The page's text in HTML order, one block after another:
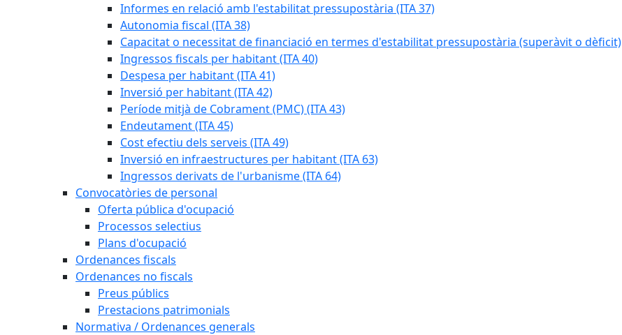
Informes en relació amb l'estabilitat pressupostària (ITA 37)
Autonomia fiscal (ITA 38)
Capacitat o necessitat de financiació en termes d'estabilitat pressupostària (superàvit o dèficit)
Ingressos fiscals per habitant (ITA 40)
Despesa per habitant (ITA 41)
Inversió per habitant (ITA 42)
Període mitjà de Cobrament (PMC) (ITA 43)
Endeutament (ITA 45)
Cost efectiu dels serveis (ITA 49)
Inversió en infraestructures per habitant (ITA 63)
Ingressos derivats de l'urbanisme (ITA 64)
Convocatòries de personal
Oferta pública d'ocupació
Processos selectius
Plans d'ocupació
Ordenances fiscals
Ordenances no fiscals
Preus públics
Prestacions patrimonials
Normativa / Ordenances generals